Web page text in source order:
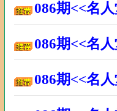
086期<<名
086期<<名
086期<<名